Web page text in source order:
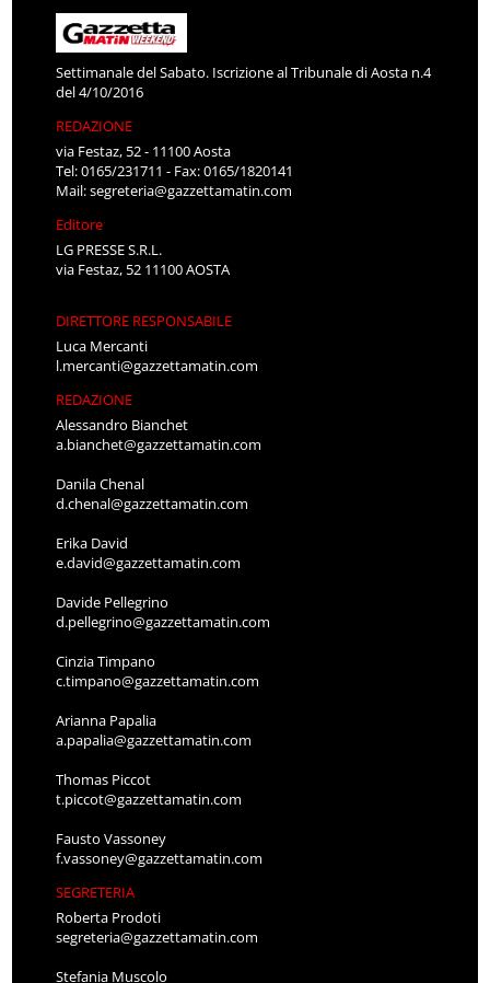
Settimanale del Sabato. Iscrizione al Tribunale di Aosta n.4
del 4/10/2016
REDAZIONE
via Festaz, 52 - 11100 Aosta
Tel: 0165/231711 - Fax: 0165/1820141
Mail:segreteria@gazzettamatin.com
Editore
LG PRESSE S.R.L.
via Festaz, 52 11100 AOSTA
DIRETTORE RESPONSABILE
Luca Mercanti
l.mercanti@gazzettamatin.com
REDAZIONE
Alessandro Bianchet
a.bianchet@gazzettamatin.com
Danila Chenal
d.chenal@gazzettamatin.com
Erika David
e.david@gazzettamatin.com
Davide Pellegrino
d.pellegrino@gazzettamatin.com
Cinzia Timpano
c.timpano@gazzettamatin.com
Arianna Papalia
a.papalia@gazzettamatin.com
Thomas Piccot
t.piccot@gazzettamatin.com
Fausto Vassoney
f.vassoney@gazzettamatin.com
SEGRETERIA
Roberta Prodoti
segreteria@gazzettamatin.com
Stefania Muscolo